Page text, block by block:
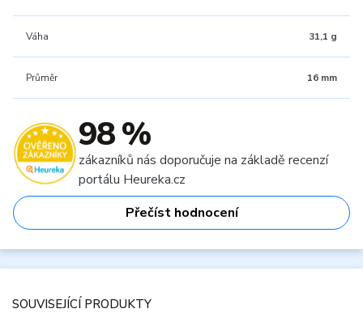
Váha 31,1 g
Průměr 16 mm
98 %
zákazníků nás doporučuje na základě recenzí
portálu Heureka.cz
Přečíst hodnocení
SOUVISEJÍCÍ PRODUKTY